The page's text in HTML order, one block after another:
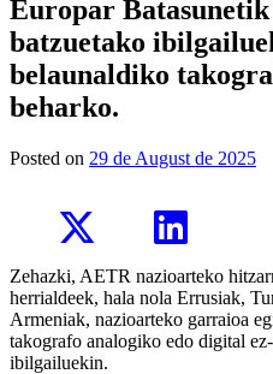
Europar
batzuetako
belaunaldiko
beharko.
Posted on 29 de August de 2025
Zehazki, AETR nazioarteko
herrialdeek, hala nola Errusiak,
Armeniak, nazioarteko garraioa
takografo analogiko edo digital
ibilgailuekin.